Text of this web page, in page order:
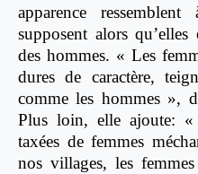
apparence
supposent alors
des hommes. « Les
dures de caractère,
comme les hommes »,
Plus loin, elle ajoute: «
taxées de femmes
nos villages, les